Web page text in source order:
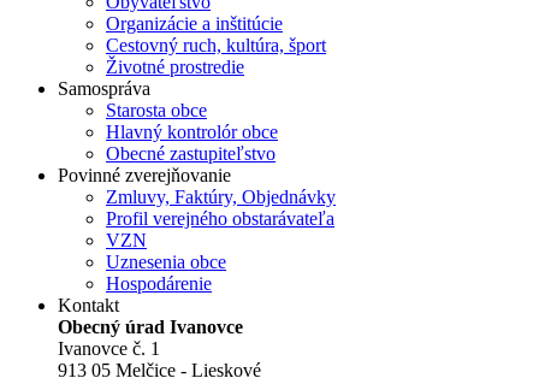
Organizácie a inštitúcie
Cestovný ruch, kultúra, šport
Životné prostredie
Samospráva
Starosta obce
Hlavný kontrolór obce
Obecné zastupiteľstvo
Povinné zverejňovanie
Zmluvy, Faktúry, Objednávky
Profil verejného obstarávateľa
VZN
Uznesenia obce
Hospodárenie
Kontakt
Obecný úrad Ivanovce
Ivanovce č. 1
913 05 Melčice - Lieskové